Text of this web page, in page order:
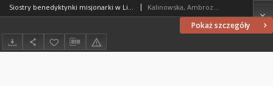
Pokaż szczegóły
Siostry benedyktynki misjonarki w Libii : misja milczenia w latach 1976-1998 : (w świetle zbiorów archiwalnych Zgromadzenia) Kalinowska, Ambrozja Jadwiga (1943- )